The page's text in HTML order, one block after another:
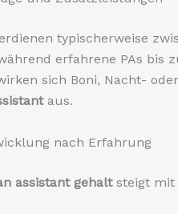
typischerweise
erfahrene PAs bis
sich Boni, Nacht-
aus.
nach Erfahrung
assistant gehaltsteigt mit